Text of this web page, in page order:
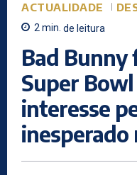
ACTUALIDADE
2min. de leitura
Bad Bunny
Super
interesse
inesperado